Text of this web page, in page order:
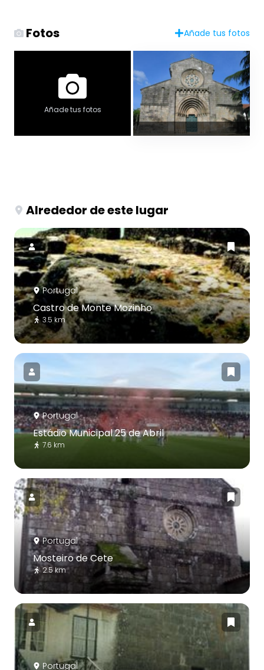
Fotos Añade tus fotos
Añade tus fotos
Alrededor de este lugar
Portugal
Castro de Monte Mozinho
3.5 km
Portugal
Estádio Municipal 25 de Abril
7.6 km
Portugal
Mosteiro de Cete
2.5 km
Portugal